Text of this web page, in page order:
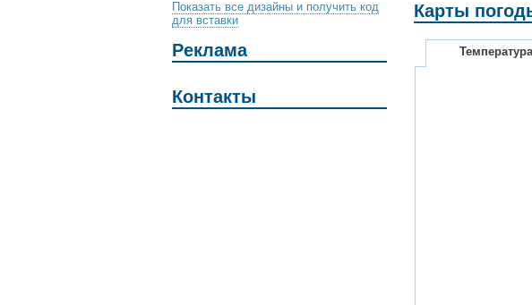
Показать все дизайны и получить код
для вставки
Реклама
Контакты
Карты
Температура